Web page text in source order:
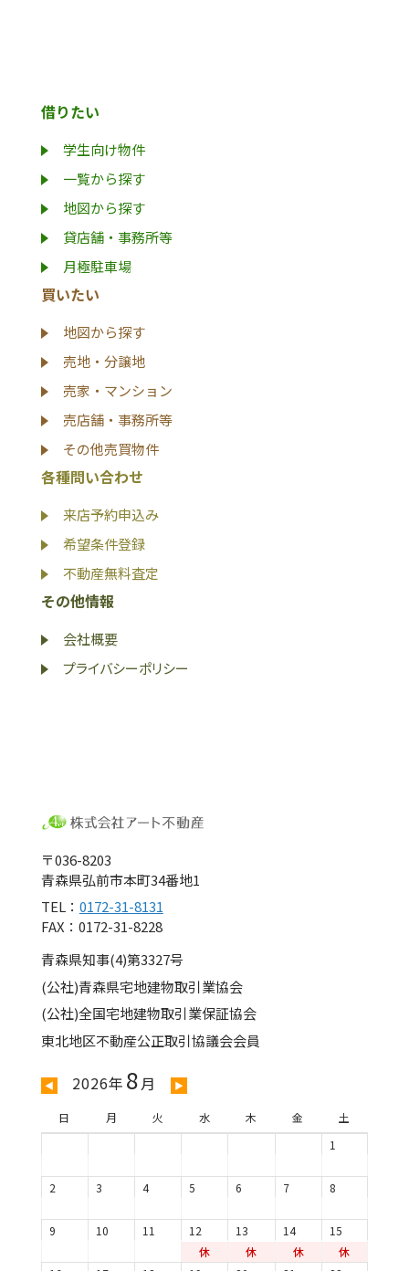
借りたい
学生向け物件
一覧から探す
地図から探す
貸店舗・事務所等
月極駐車場
買いたい
地図から探す
売地・分譲地
売家・マンション
売店舗・事務所等
その他売買物件
各種問い合わせ
来店予約申込み
希望条件登録
不動産無料査定
その他情報
会社概要
プライバシーポリシー
〒036-8203
青森県弘前市本町34番地1
TEL： 0172-31-8131
FAX：0172-31-8228
青森県知事(4)第3327号
(公社)青森県宅地建物取引業協会
(公社)全国宅地建物取引業保証協会
東北地区不動産公正取引協議会会員
◀ 2026年 8月 ▶
日 月 火 水 木 金
土
1
2 3 4 5 6 7 8
9 10 11
12
休
13
休
14
休
15
休